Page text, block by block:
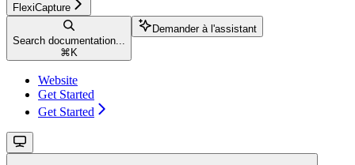
FlexiCapture
Search documentation...
⌘ K
Demander à l'assistant
Website
Get Started
Get Started